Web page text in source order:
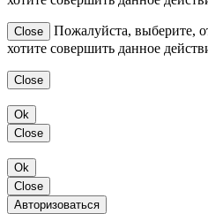
Close
Пожалуйста, выберите,
хотите совершить данное
Close
Ok
Close
Ok
Close
Авторизоваться